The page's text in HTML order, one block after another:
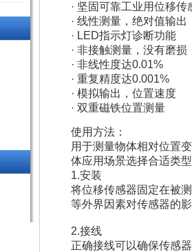
· 坚固可靠工业用位移传
· 线性测量，绝对值输出
· LED指示灯诊断功能
· 非接触测量，没有磨损
· 非线性度达0.01%
· 重复精度达0.001%
· 模拟输出，位置速度
· 双重磁铁位置测量
使用方法：
用于测量物体相对位置
体应用场景选择合适类
1.安装
将位移传感器固定在被
等外界因素对传感器的
2.接线
正确接线可以确保传感